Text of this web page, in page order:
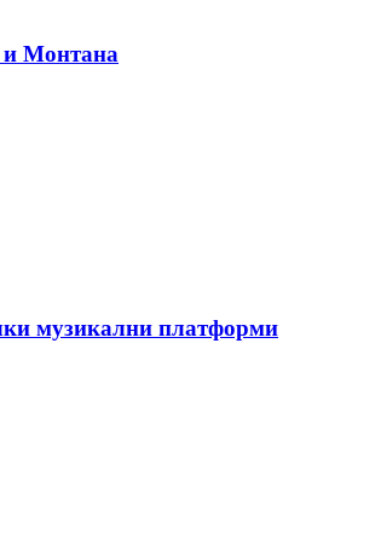
и Монтана
музикални платформи